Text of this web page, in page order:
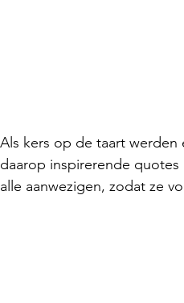
Als kers op de taart
daarop inspirerende
alle aanwezigen, zodat ze